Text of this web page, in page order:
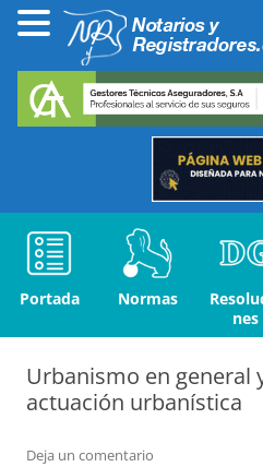
Portada Normas
nes
Urbanismo en general
actuación urbanística
Deja un comentario